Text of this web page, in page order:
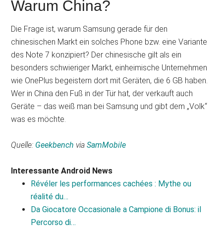
Warum China?
Die Frage ist, warum Samsung gerade für den
chinesischen Markt ein solches Phone bzw. eine Variante
des Note 7 konzipiert? Der chinesische gilt als ein
besonders schwieriger Markt, einheimische Unternehmen
wie OnePlus begeistern dort mit Geräten, die 6 GB haben.
Wer in China den Fuß in der Tür hat, der verkauft auch
Geräte – das weiß man bei Samsung und gibt dem „Volk“
was es möchte.
Quelle: Geekbench viaSamMobile
Interessante Android News
Révéler les performances cachées : Mythe ou
réalité du…
Da Giocatore Occasionale a Campione di Bonus: il
Percorso di…